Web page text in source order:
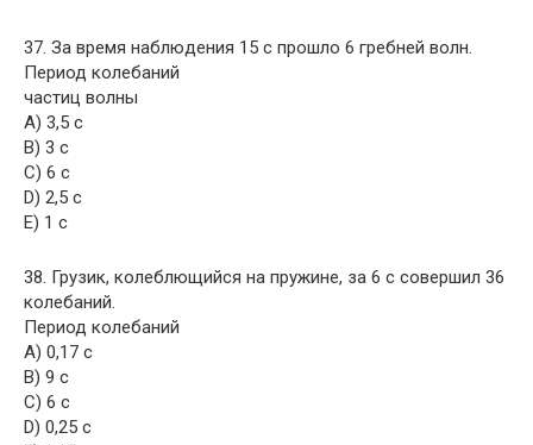
37. За время наблюдения 15 с прошло 6 гребней волн.
Период колебаний
частиц волны
A) 3,5 с
B) 3 с
C) 6 с
D) 2,5 с
E) 1 с
38. Грузик, колеблющийся на пружине, за 6 с совершил 36
колебаний.
Период колебаний
A) 0,17 с
B) 9 с
C) 6 с
D) 0,25 с